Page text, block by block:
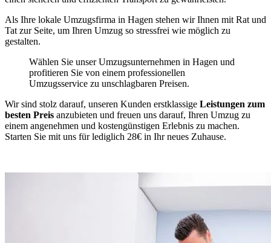
Als Ihre lokale Umzugsfirma in Hagen stehen wir Ihnen mit Rat und
Tat zur Seite, um Ihren Umzug so stressfrei wie möglich zu
gestalten.
Wählen Sie unser Umzugsunternehmen in Hagen und
profitieren Sie von einem professionellen
Umzugsservice zu unschlagbaren Preisen.
Wir sind stolz darauf, unseren Kunden erstklassige Leistungen zum
besten Preis anzubieten und freuen uns darauf, Ihren Umzug zu
einem angenehmen und kostengünstigen Erlebnis zu machen.
Starten Sie mit uns für lediglich 28€ in Ihr neues Zuhause.